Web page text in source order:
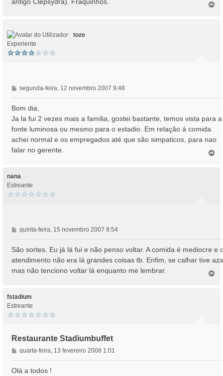
g
toze
Experiente
M
e
n
g
e
m
segunda-feira, 12 novembro 2007 9:48
Bom dia,
Ja la fui 2 vezes mais a familia, gostei bastante, temos vista para a
fonte luminosa ou mesmo para o estadio. Em relação á comida
achei normal e os empregados até que são simpaticos, para nao
falar no gerente.
nana
Estreante
M
e
n
g
quinta-feira, 15 novembro 2007 9:54
São sortes. Eu já lá fui e não penso voltar. A comida é mediocre e
atendimento não era lá grandes coisas tb. Enfim, se calhar tive
mas não tenciono voltar lá enquanto me lembrar.
fstadium
Estreante
Restaurante Stadiumbuffet
M
e
n
quarta-feira, 13 fevereiro 2008 1:01
Olá a todos !